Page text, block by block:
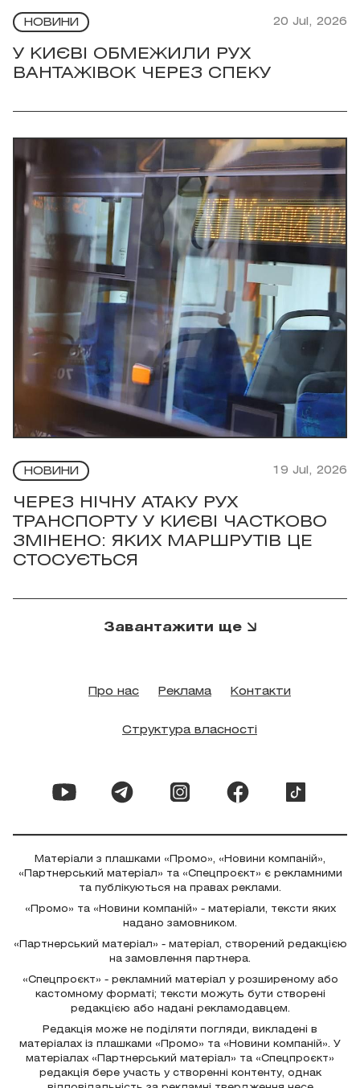
НОВИНИ 20 Jul, 2026
У КИЄВІ ОБМЕЖИЛИ РУХ
ВАНТАЖІВОК ЧЕРЕЗ СПЕКУ
НОВИНИ 19 Jul, 2026
ЧЕРЕЗ НІЧНУ АТАКУ РУХ
ТРАНСПОРТУ У КИЄВІ ЧАСТКОВО
ЗМІНЕНО: ЯКИХ МАРШРУТІВ ЦЕ
СТОСУЄТЬСЯ
Завантажити ще
Про нас Реклама Контакти
Структура власності
Матеріали з плашками «Промо», «Новини компаній»,
«Партнерський матеріал» та «Спецпроєкт» є рекламними
та публікуються на правах реклами.
«Промо» та «Новини компаній» - матеріали, тексти яких
надано замовником.
«Партнерський матеріал» - матеріал, створений редакцією
на замовлення партнера.
«Спецпроєкт» - рекламний матеріал у розширеному або
кастомному форматі; тексти можуть бути створені
редакцією або надані рекламодавцем.
Редакція може не поділяти погляди, викладені в
матеріалах із плашками «Промо» та «Новини компаній». У
матеріалах «Партнерський матеріал» та «Спецпроєкт»
редакція бере участь у створенні контенту, однак